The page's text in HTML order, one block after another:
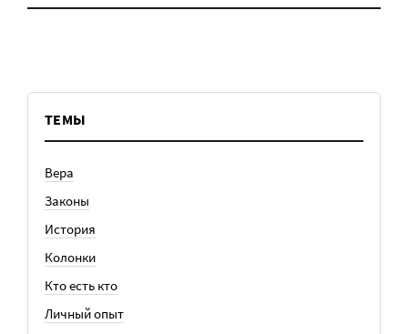
ТЕМЫ
Вера
Законы
История
Колонки
Кто есть кто
Личный опыт